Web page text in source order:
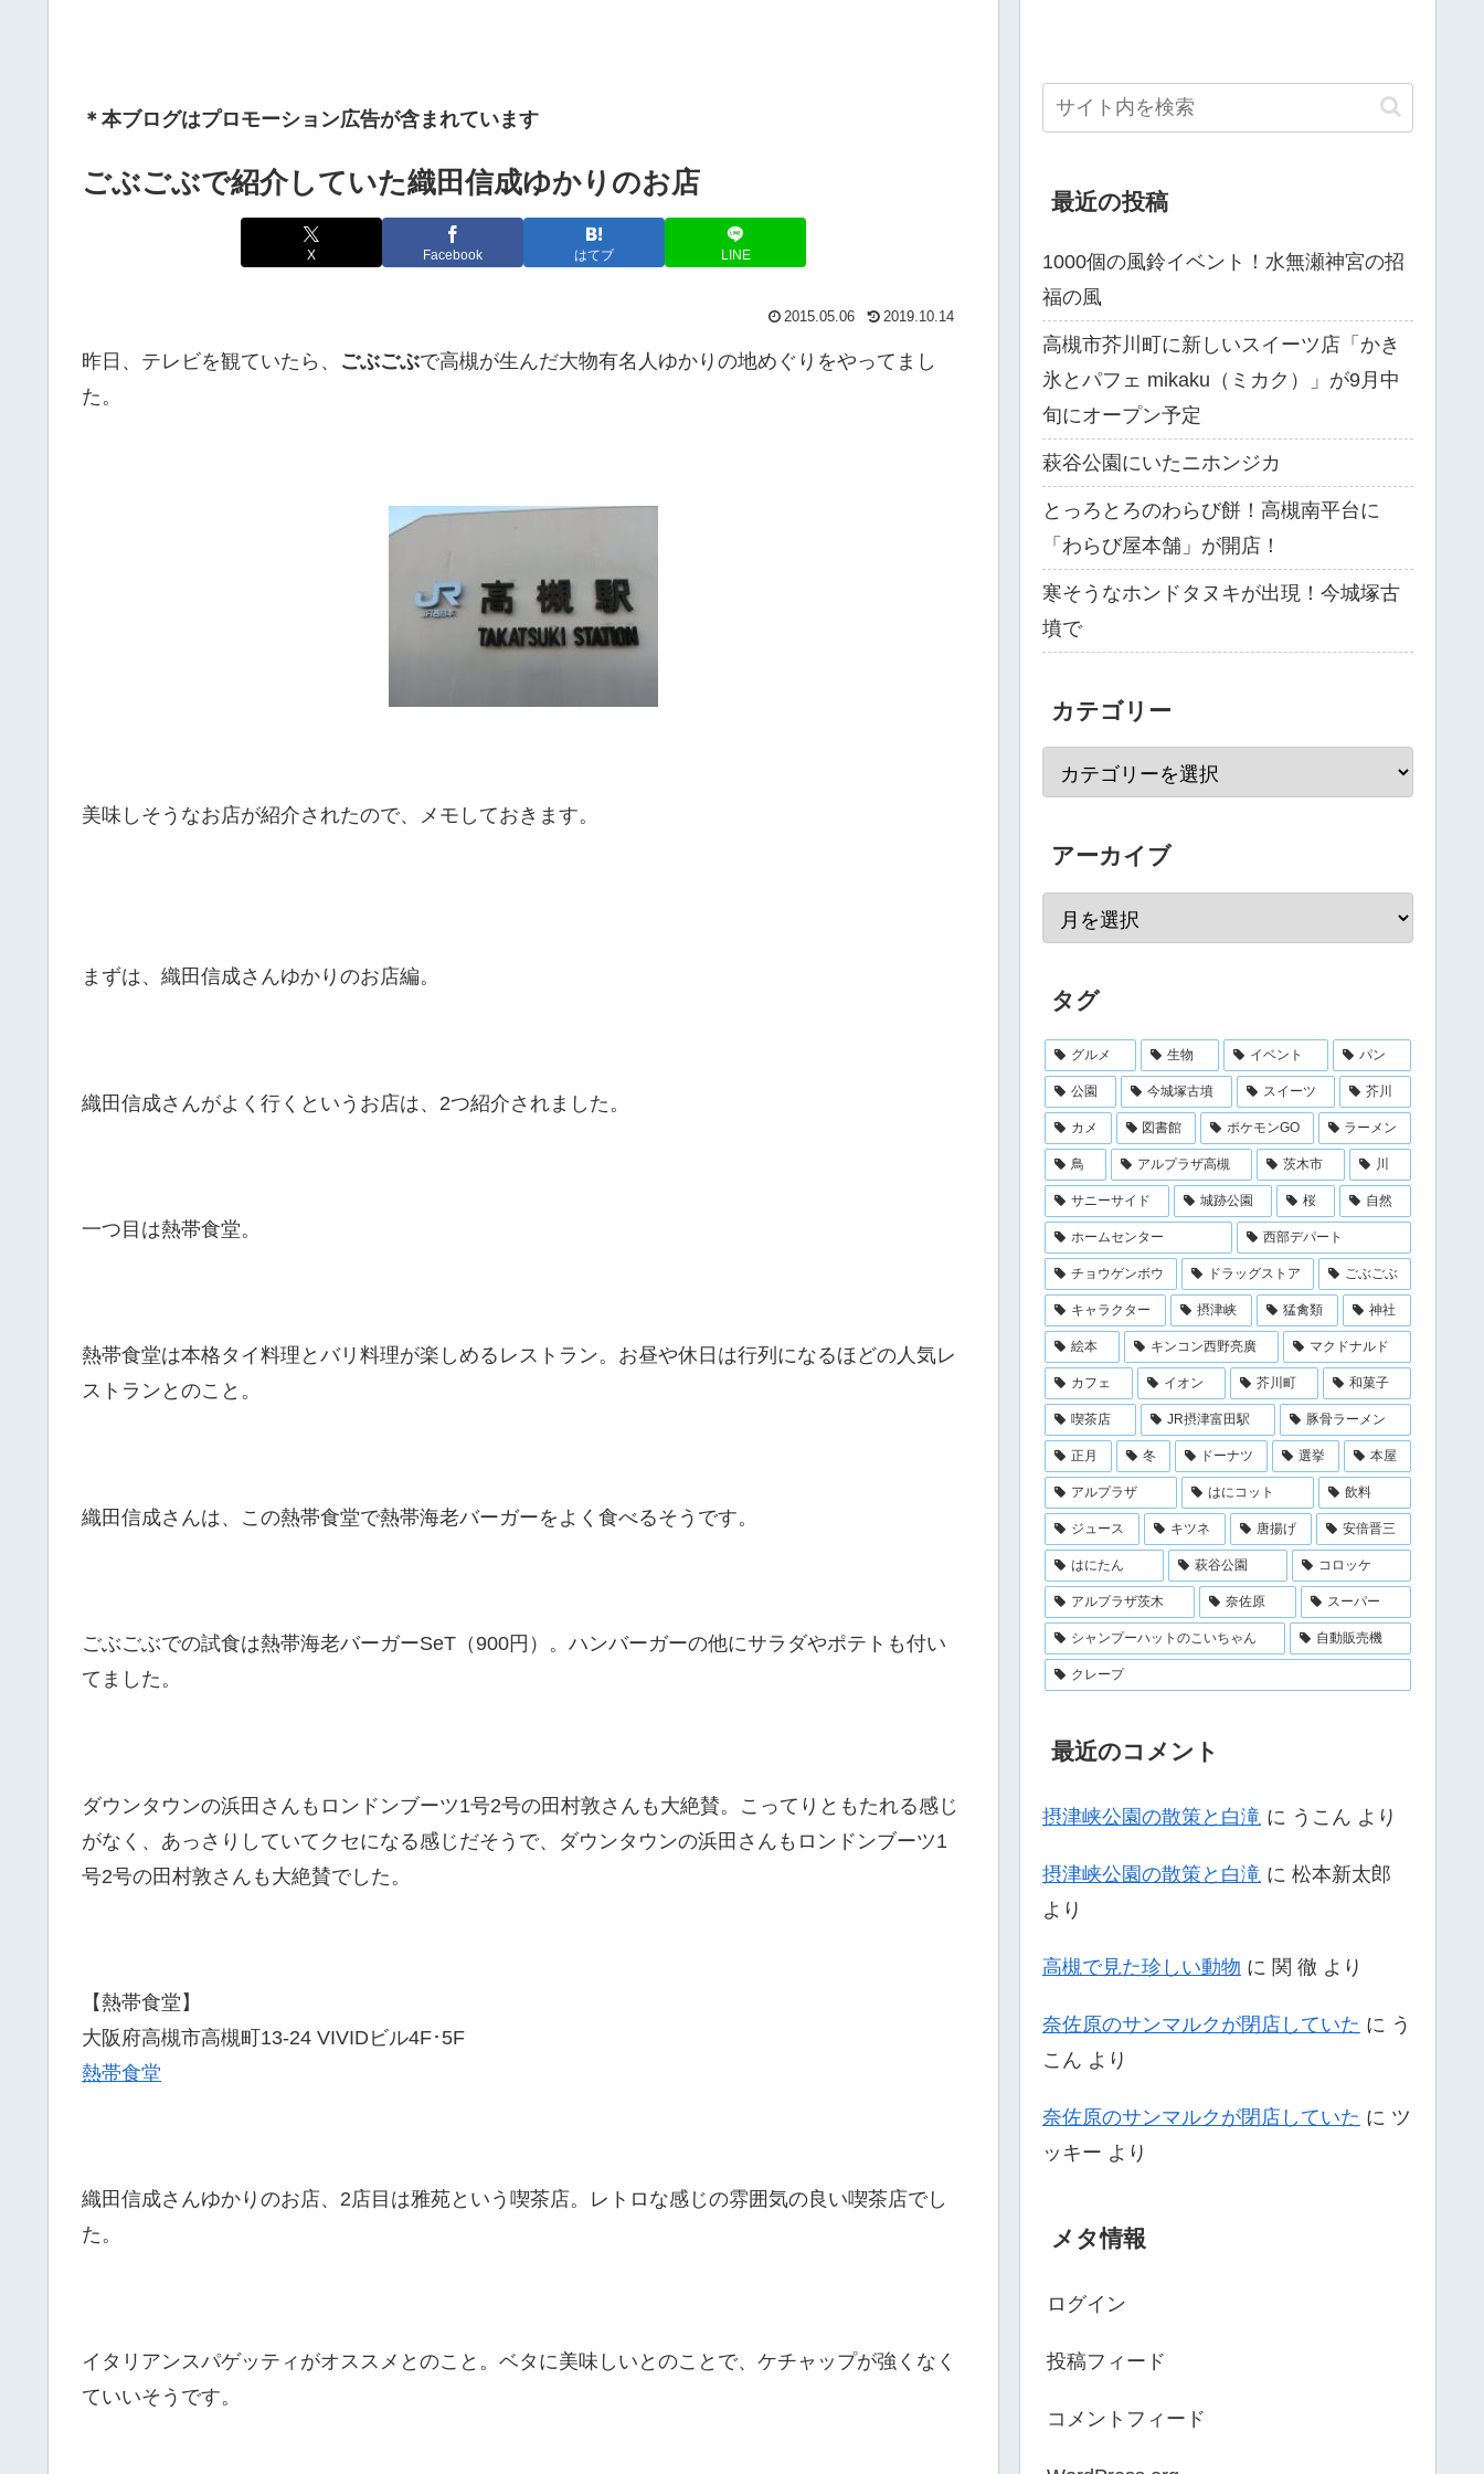
＊本ブログはプロモーション広告が含まれています
ごぶごぶで紹介していた織田信成ゆかりのお店
X Facebook はてブ LINE
2015.05.06 2019.10.14
昨日、テレビを観ていたら、 ごぶごぶで高槻が生んだ大物有名人ゆかりの地めぐりをやってまし
た。
美味しそうなお店が紹介されたので、メモしておきます。
まずは、織田信成さんゆかりのお店編。
織田信成さんがよく行くというお店は、2つ紹介されました。
一つ目は熱帯食堂。
熱帯食堂は本格タイ料理とバリ料理が楽しめるレストラン。お昼や休日は行列になるほどの人気レ
ストランとのこと。
織田信成さんは、この熱帯食堂で熱帯海老バーガーをよく食べるそうです。
ごぶごぶでの試食は熱帯海老バーガーSeT（900円）。ハンバーガーの他にサラダやポテトも付い
てました。
ダウンタウンの浜田さんもロンドンブーツ1号2号の田村敦さんも大絶賛。こってりともたれる感じ
がなく、あっさりしていてクセになる感じだそうで、ダウンタウンの浜田さんもロンドンブーツ1
号2号の田村敦さんも大絶賛でした。
【熱帯食堂】
大阪府高槻市高槻町13-24 VIVIDビル4F･5F
熱帯食堂
織田信成さんゆかりのお店、2店目は雅苑という喫茶店。レトロな感じの雰囲気の良い喫茶店でし
た。
イタリアンスパゲッティがオススメとのこと。ベタに美味しいとのことで、ケチャップが強くなく
ていいそうです。
最近の投稿
1000個の風鈴イベント！水無瀬神宮の招
福の風
高槻市芥川町に新しいスイーツ店「かき
氷とパフェ mikaku（ミカク）」が9月中
旬にオープン予定
萩谷公園にいたニホンジカ
とっろとろのわらび餅！高槻南平台に
「わらび屋本舗」が開店！
寒そうなホンドタヌキが出現！今城塚古
墳で
カテゴリー
アーカイブ
タグ
グルメ 生物 イベント パン
公園 今城塚古墳 スイーツ 芥川
カメ 図書館 ポケモンGO ラーメン
鳥 アルプラザ高槻 茨木市 川
サニーサイド 城跡公園 桜 自然
ホームセンター 西部デパート
チョウゲンボウ ドラッグストア ごぶごぶ
キャラクター 摂津峡 猛禽類 神社
絵本 キンコン西野亮廣 マクドナルド
カフェ イオン 芥川町 和菓子
喫茶店 JR摂津富田駅 豚骨ラーメン
正月 冬 ドーナツ 選挙 本屋
アルプラザ はにコット 飲料
ジュース キツネ 唐揚げ 安倍晋三
はにたん 萩谷公園 コロッケ
アルプラザ茨木 奈佐原 スーパー
シャンプーハットのこいちゃん 自動販売機
クレープ
最近のコメント
摂津峡公園の散策と白滝 に うこん より
摂津峡公園の散策と白滝 に 松本新太郎
より
高槻で見た珍しい動物 に 関 徹 より
奈佐原のサンマルクが閉店していた に う
こん より
奈佐原のサンマルクが閉店していた に ツ
ッキー より
メタ情報
ログイン
投稿フィード
コメントフィード